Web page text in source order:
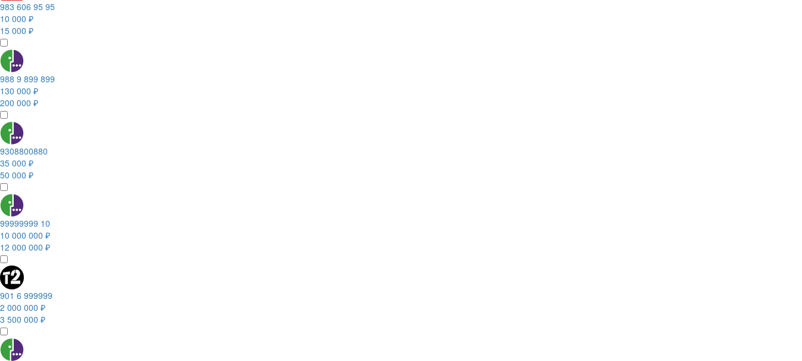
983 606 95 95
10 000 ₽
15 000 ₽
988 9 899 899
130 000 ₽
200 000 ₽
9308800880
35 000 ₽
50 000 ₽
99999999 10
10 000 000 ₽
12 000 000 ₽
901 6 999999
2 000 000 ₽
3 500 000 ₽